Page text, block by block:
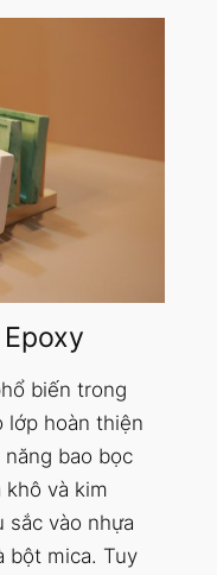
biến trong
lớp hoàn thiện
bao bọc
và kim
sắc vào nhựa
bột mica. Tuy